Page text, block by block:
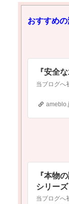
おすすめ
『安全
『本物
シリーズ